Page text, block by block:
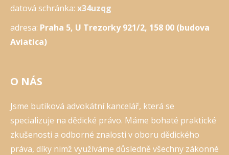
datová schránka: x34uzqg
adresa: Praha 5, U Trezorky 921/2, 158 00 (budova
Aviatica)
O NÁS
Jsme butiková advokátní kancelář, která se
specializuje na dědické právo. Máme bohaté praktické
zkušenosti a odborné znalosti v oboru dědického
práva, díky nimž využíváme důsledně všechny zákonné